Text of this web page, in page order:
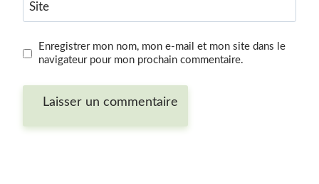
Site
Enregistrer mon nom, mon e-mail et mon site dans le
navigateur pour mon prochain commentaire.